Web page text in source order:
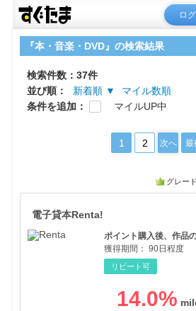
ロ
『本・音楽・DVD』の検索結果
検索件数：37件
並び順：
新着順 ▼
マイル数順
条件を追加：
マイルUP中
1 2 次へ 最
グレー
電子貸本Renta!
ポイント購入後、作品
獲得期間： 90日程度
リピート可
14.0%